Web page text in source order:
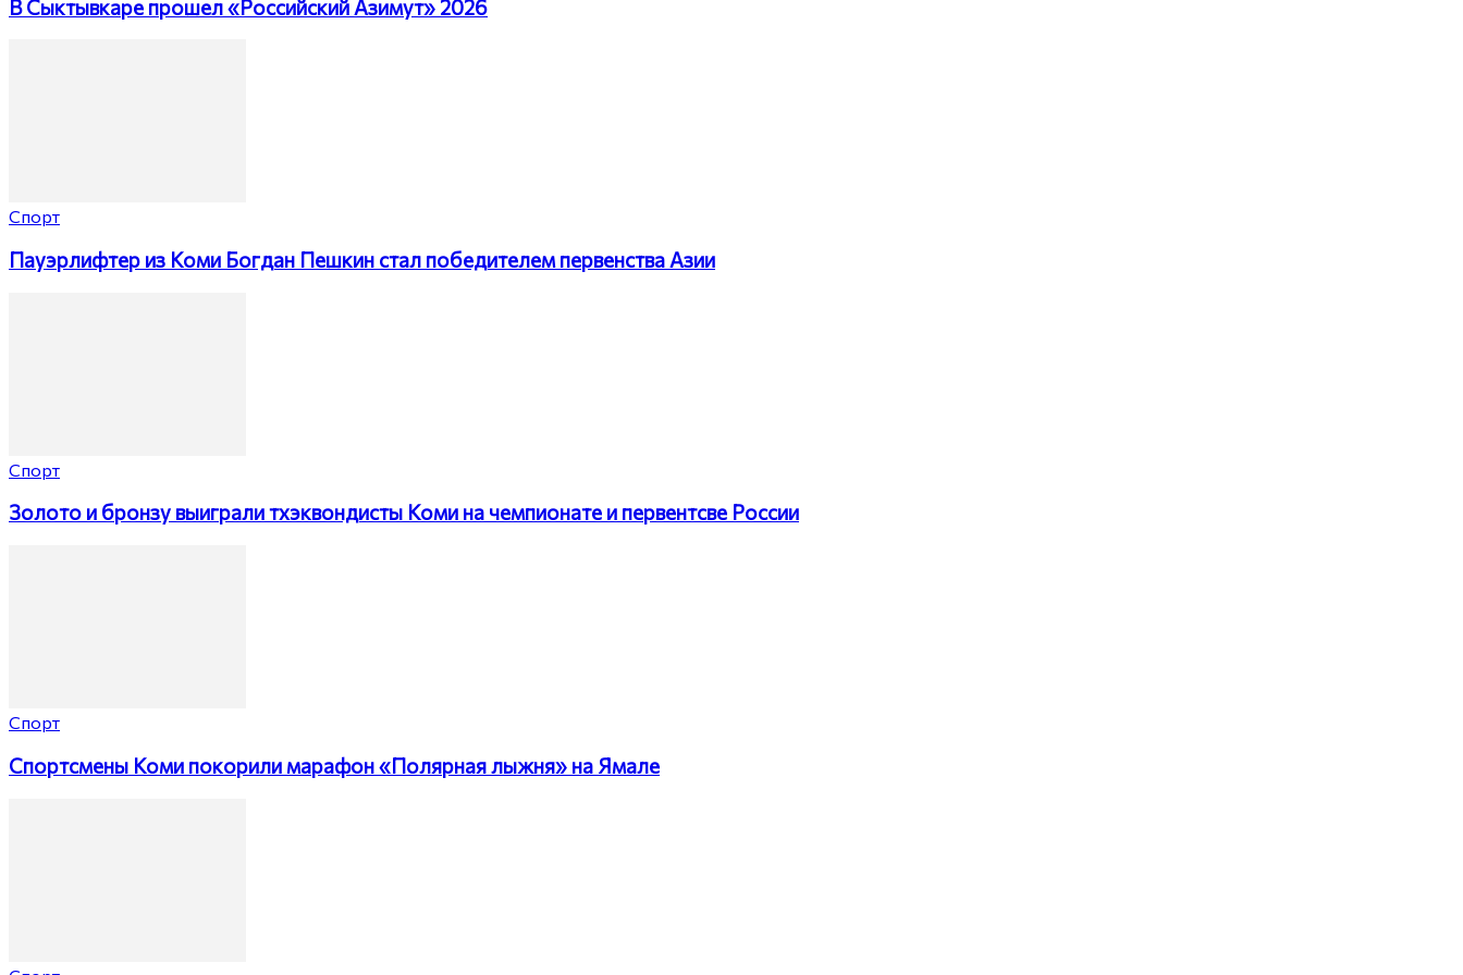
В Сыктывкаре прошел «Российский Азимут» 2026
Спорт
Пауэрлифтер из Коми Богдан Пешкин стал победителем первенства Азии
Спорт
Золото и бронзу выиграли тхэквондисты Коми на чемпионате и первентсве России
Спорт
Спортсмены Коми покорили марафон «Полярная лыжня» на Ямале